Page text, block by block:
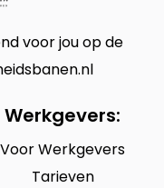
voor jou op de
Werkgevers:
Voor Werkgevers
Tarieven